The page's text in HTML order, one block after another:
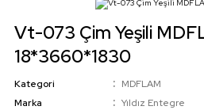
Vt-073 Çim Yeşili
18*3660*1830
Kategori
MDFLAM
Marka
Yıldız Entegre